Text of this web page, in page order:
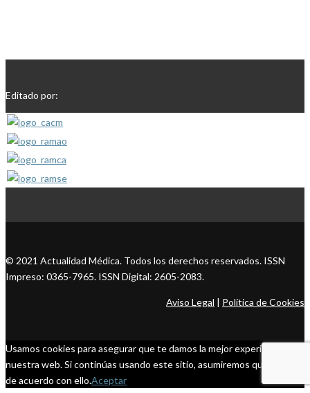
Editado por:
© 2021 Actualidad Médica. Todos los derechos reservados. ISSN
Impreso: 0365-7965. ISSN Digital: 2605-2083.
Aviso Legal | Política de Cookies
Usamos cookies para asegurar que te damos la mejor experiencia en
nuestra web. Si continúas usando este sitio, asumiremos que estás
de acuerdo con ello.Aceptar